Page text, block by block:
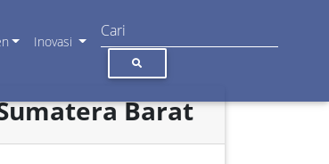
Inovasi
Barat